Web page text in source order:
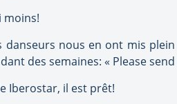
moins!
nous en ont mis
des semaines: « Please
Iberostar, il est prêt!